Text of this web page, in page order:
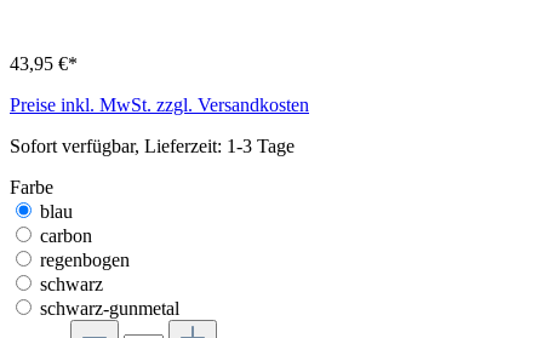
43,95 €*
Preise inkl. MwSt. zzgl. Versandkosten
Sofort verfügbar, Lieferzeit: 1-3 Tage
Farbe
blau
carbon
regenbogen
schwarz
schwarz-gunmetal